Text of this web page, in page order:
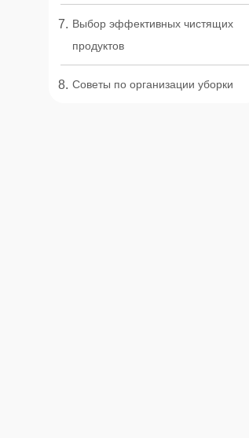
Выбор эффективных чистящих
продуктов
Советы по организации уборки